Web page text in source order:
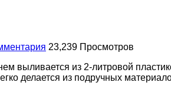
23,239 Просмотров
выливается из 2-литровой
делается из подручных